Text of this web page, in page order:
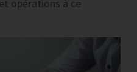
opérations à ce